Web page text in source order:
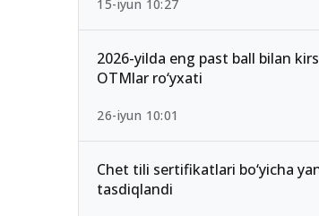
15-iyun 10:27
2026-yilda eng past ball bilan
OTMlar ro‘yxati
26-iyun 10:01
Chet tili sertifikatlari bo‘yicha
tasdiqlandi